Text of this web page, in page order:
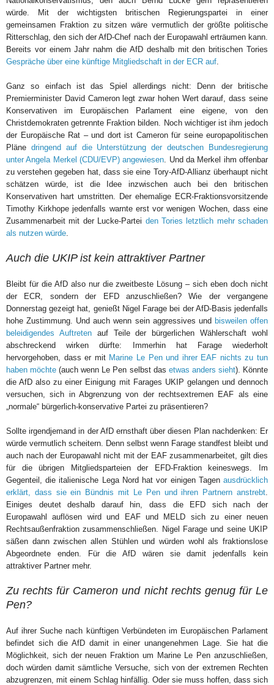
würde. Mit der wichtigsten britischen Regierungspartei in einer
gemeinsamen Fraktion zu sitzen wäre vermutlich der größte politische
Ritterschlag, den sich der AfD-Chef nach der Europawahl erträumen kann.
Bereits vor einem Jahr nahm die AfD deshalb mit den britischen Tories
Gespräche über eine künftige Mitgliedschaft in der ECR auf
Ganz so einfach ist das Spiel allerdings nicht: Denn der britische
Premierminister David Cameron legt zwar hohen Wert darauf, dass seine
Konservativen im Europäischen Parlament eine eigene, von den
Christdemokraten getrennte Fraktion bilden. Noch wichtiger ist ihm jedoch
der Europäische Rat – und dort ist Cameron für seine europapolitischen
Pläne dringend auf die Unterstützung der deutschen Bundesregierung
unter Angela Merkel (CDU/EVP) angewiesen . Und da Merkel ihm offenbar
zu verstehen gegeben hat, dass sie eine Tory-AfD-Allianz überhaupt nicht
schätzen würde, ist die Idee inzwischen auch bei den britischen
Konservativen hart umstritten. Der ehemalige ECR-Fraktionsvorsitzende
Timothy Kirkhope jedenfalls warnte erst vor wenigen Wochen, dass eine
Zusammenarbeit mit der Lucke-Partei den Tories letztlich mehr schaden
als nutzen würde
Auch die UKIP ist kein attraktiver Partner
Bleibt für die AfD also nur die zweitbeste Lösung – sich eben doch nicht
der ECR, sondern der EFD anzuschließen? Wie der vergangene
Donnerstag gezeigt hat, genießt Nigel Farage bei der AfD-Basis jedenfalls
hohe Zustimmung. Und auch wenn sein aggressives und bisweilen offen
beleidigendes Auftretenauf Teile der bürgerlichen Wählerschaft wohl
abschreckend wirken dürfte: Immerhin hat Farage wiederholt
hervorgehoben, dass er mit Marine Le Pen und ihrer EAF nichts zu tun
haben möchte (auch wenn Le Pen selbst das etwas anders sieht). Könnte
die AfD also zu einer Einigung mit Farages UKIP gelangen und dennoch
versuchen, sich in Abgrenzung von der rechtsextremen EAF als eine
„normale“ bürgerlich-konservative Partei zu präsentieren?
Sollte irgendjemand in der AfD ernsthaft über diesen Plan nachdenken: Er
würde vermutlich scheitern. Denn selbst wenn Farage standfest bleibt und
auch nach der Europawahl nicht mit der EAF zusammenarbeitet, gilt dies
für die übrigen Mitgliedsparteien der EFD-Fraktion keineswegs. Im
Gegenteil, die italienische Lega Nord hat vor einigen Tagen ausdrücklich
erklärt, dass sie ein Bündnis mit Le Pen und ihren Partnern anstrebt
Einiges deutet deshalb darauf hin, dass die EFD sich nach der
Europawahl auflösen wird und EAF und MELD sich zu einer neuen
Rechtsaußenfraktion zusammenschließen. Nigel Farage und seine UKIP
säßen dann zwischen allen Stühlen und würden wohl als fraktionslose
Abgeordnete enden. Für die AfD wären sie damit jedenfalls kein
attraktiver Partner mehr.
Zu rechts für Cameron und nicht rechts genug für Le
Pen?
Auf ihrer Suche nach künftigen Verbündeten im Europäischen Parlament
befindet sich die AfD damit in einer unangenehmen Lage. Sie hat die
Möglichkeit, sich der neuen Fraktion um Marine Le Pen anzuschließen,
doch würden damit sämtliche Versuche, sich von der extremen Rechten
abzugrenzen, mit einem Schlag hinfällig. Oder sie muss hoffen, dass sich